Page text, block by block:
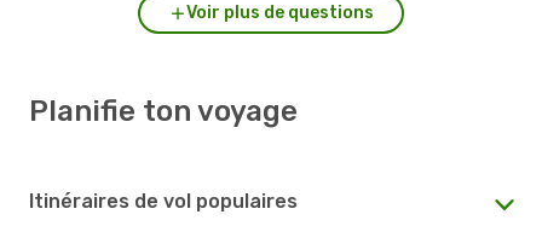
Voir plus de questions
Planifie ton voyage
Itinéraires de vol populaires